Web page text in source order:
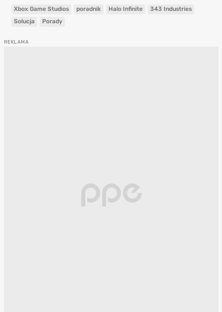
Xbox Game Studios
poradnik Halo Infinite
343 Industries
Solucja
Porady